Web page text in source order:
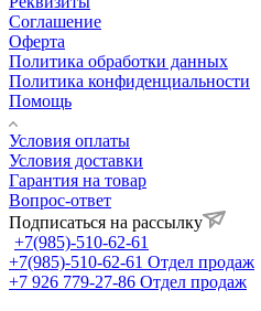
Соглашение
Оферта
Политика обработки данных
Политика конфиденциальности
Помощь
Условия оплаты
Условия доставки
Гарантия на товар
Вопрос-ответ
Подписаться на рассылку
+7(985)-510-62-61
+7(985)-510-62-61 Отдел продаж
‪+7 926 779-27-86‬ Отдел продаж